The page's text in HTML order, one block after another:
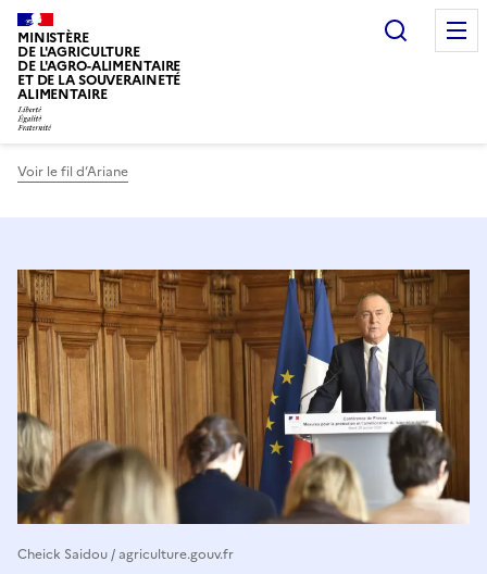
MINISTÈRE
DE L'AGRICULTURE
DE L'AGRO-ALIMENTAIRE
ET DE LA SOUVERAINETÉ
ALIMENTAIRE
Voir le fil d’Ariane
Cheick Saidou / agriculture.gouv.fr